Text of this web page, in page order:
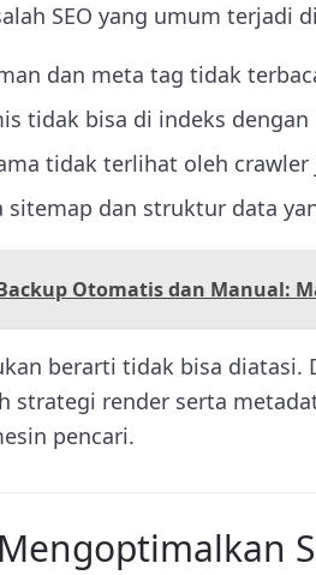
SEO yang umum terjadi
dan meta tag tidak
tidak bisa di indeks dengan
tidak terlihat oleh crawler
sitemap dan struktur data
Otomatis dan Manual:
berarti tidak bisa diatasi.
strategi render serta
pencari.